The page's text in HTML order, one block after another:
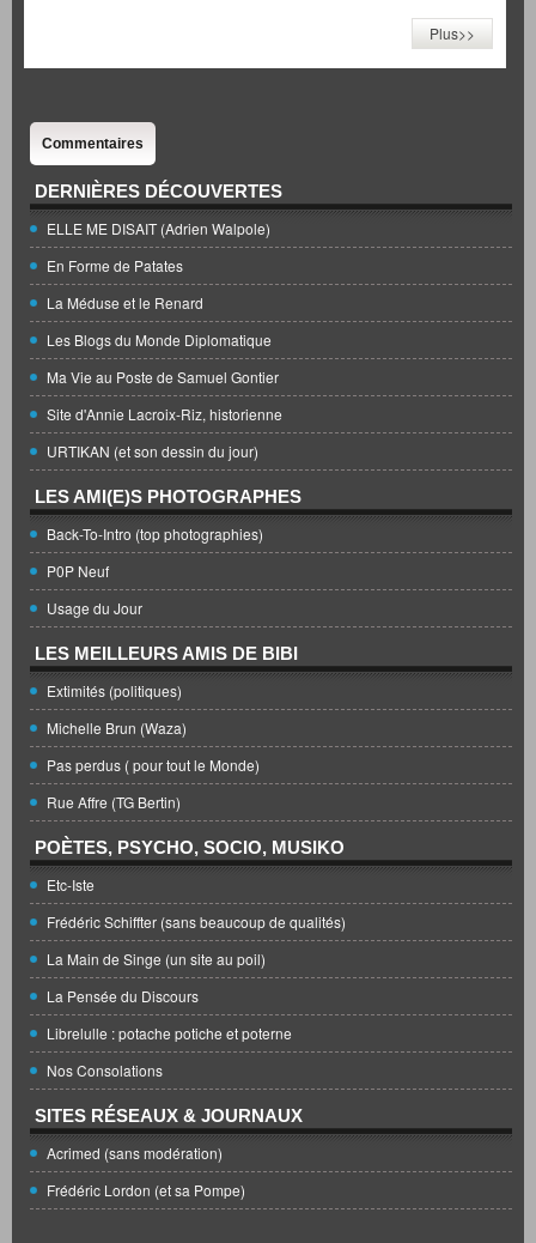
Plus>>
Commentaires
DERNIÈRES DÉCOUVERTES
ELLE ME DISAIT (Adrien Walpole)
En Forme de Patates
La Méduse et le Renard
Les Blogs du Monde Diplomatique
Ma Vie au Poste de Samuel Gontier
Site d'Annie Lacroix-Riz, historienne
URTIKAN (et son dessin du jour)
LES AMI(E)S PHOTOGRAPHES
Back-To-Intro (top photographies)
P0P Neuf
Usage du Jour
LES MEILLEURS AMIS DE BIBI
Extimités (politiques)
Michelle Brun (Waza)
Pas perdus ( pour tout le Monde)
Rue Affre (TG Bertin)
POÈTES, PSYCHO, SOCIO, MUSIKO
Etc-Iste
Frédéric Schiffter (sans beaucoup de qualités)
La Main de Singe (un site au poil)
La Pensée du Discours
Librelulle : potache potiche et poterne
Nos Consolations
SITES RÉSEAUX & JOURNAUX
Acrimed (sans modération)
Frédéric Lordon (et sa Pompe)